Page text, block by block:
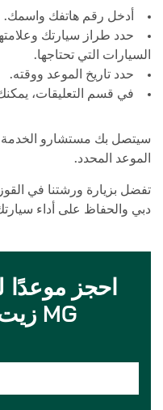
أدخل رقم هاتفك واسمك.
حدد طراز سيارتك
السيارات التي تحتاجها.
حدد تاريخ الموعد ووقته.
في قسم التعليقات،
سيتصل بك مستشارو الخدمة
الموعد المحدد.
تفضل بزيارة ورشتنا في
دبي والحفاظ على أداء
احجز موعدًا
زيت MG